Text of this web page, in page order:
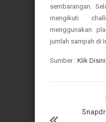
sembarangan.
mengikuti
menggunakan
jumlah sampah di
Sumber : Klik Disini